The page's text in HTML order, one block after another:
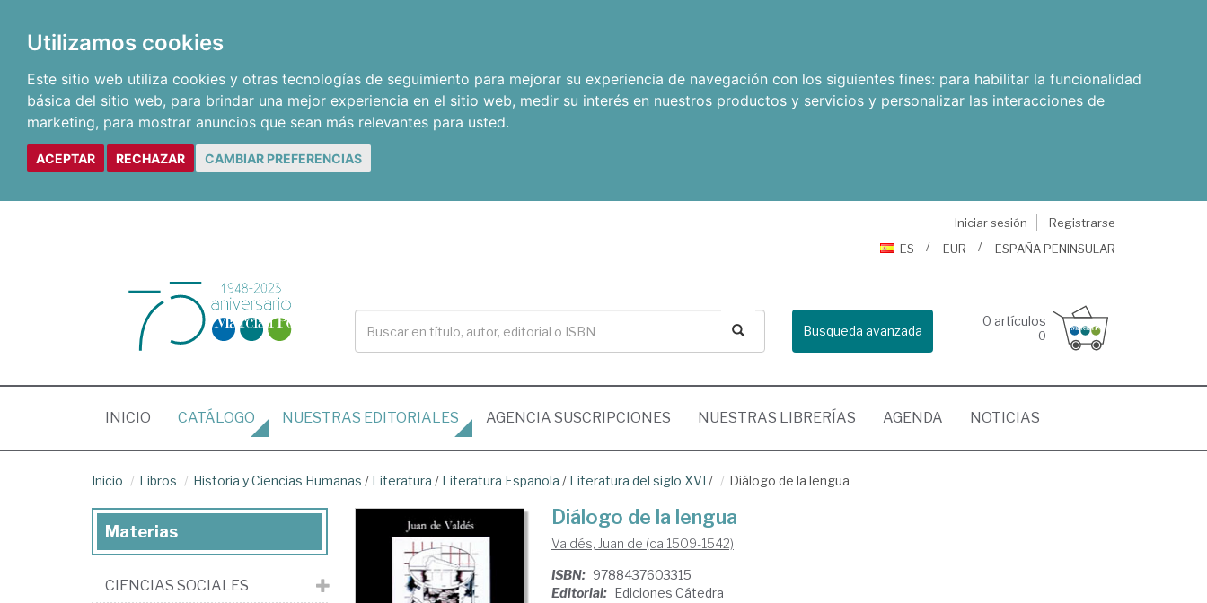
Utilizamos cookies
Este sitio web utiliza cookies y otras tecnologías de seguimiento para mejorar su experiencia de navegación con los siguientes fines: para habilitar la funcionalidad
básica del sitio web, para brindar una mejor experiencia en el sitio web, medir su interés en nuestros productos y servicios y personalizar las interacciones de
marketing, para mostrar anuncios que sean más relevantes para usted.
ACEPTAR RECHAZAR CAMBIAR PREFERENCIAS
Iniciar sesión
Registrarse
ES
EUR ESPAÑA PENINSULAR
Busqueda avanzada
0 artículos
0
INICIO (CURRENT)
CATÁLOGO NUESTRAS EDITORIALES AGENCIA SUSCRIPCIONES NUESTRAS LIBRERÍAS AGENDA NOTICIAS
Inicio Libros Historia y Ciencias Humanas / Literatura / Literatura Española / Literatura del siglo XVI / Diálogo de la lengua
Diálogo de la lengua
Valdés, Juan de (ca.1509-1542)
ISBN: 9788437603315
Editorial: Ediciones Cátedra
Materias
CIENCIAS SOCIALES